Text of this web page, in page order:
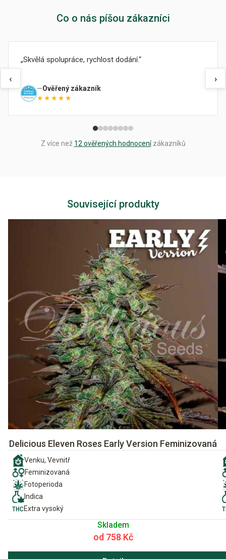
Co o nás píšou zákazníci
‹
Skvělá spolupráce, rychlost dodání.
Ověřený zákazník
★★★★★
›
Z více než 12 ověřených hodnocenízákazníků
Související produkty
Delicious Eleven Roses Early Version Feminizovaná
Venku, Vevnitř
Feminizovaná
Fotoperioda
Indica
Extra vysoký
Skladem
od 758 Kč